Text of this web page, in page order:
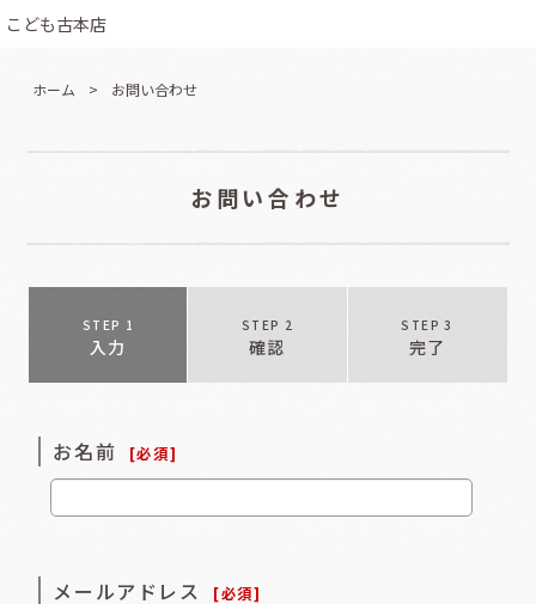
こども古本店
ホーム > お問い合わせ
お問い合わせ
STEP 1
入力
STEP 2
確認
STEP 3
完了
お名前 [必須]
メールアドレス [必須]